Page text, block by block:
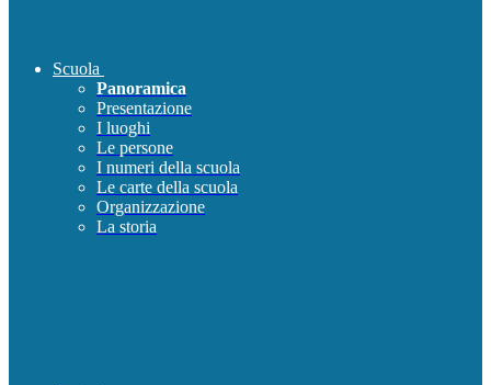
Scuola
Panoramica
Presentazione
I luoghi
Le persone
I numeri della scuola
Le carte della scuola
Organizzazione
La storia